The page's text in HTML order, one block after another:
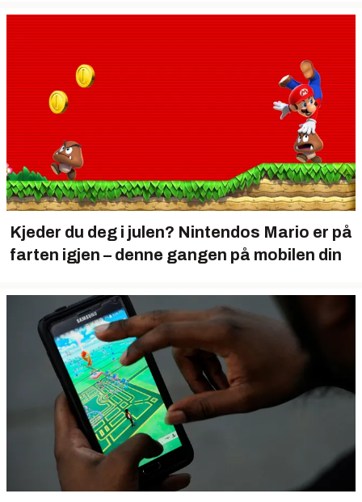
Kjeder du deg i julen? Nintendos Mario er på
farten igjen – denne gangen på mobilen din